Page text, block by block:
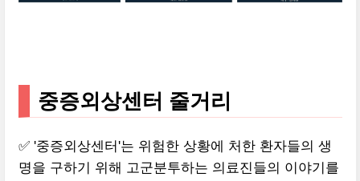
중증외상센터 줄거리
✅ '중증외상센터'는 위험한 상황에 처한 환자들의 생
명을 구하기 위해 고군분투하는 의료진들의 이야기를